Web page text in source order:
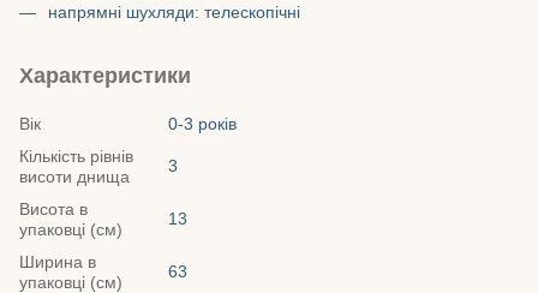
напрямні шухляди: телескопічні
Характеристики
Вік
0-3 років
Кількість рівнів
висоти днища
3
Висота в
упаковці (см)
13
Ширина в
упаковці (см)
63